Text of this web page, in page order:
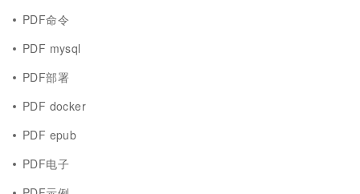
PDF命令
PDF mysql
PDF部署
PDF docker
PDF epub
PDF电子